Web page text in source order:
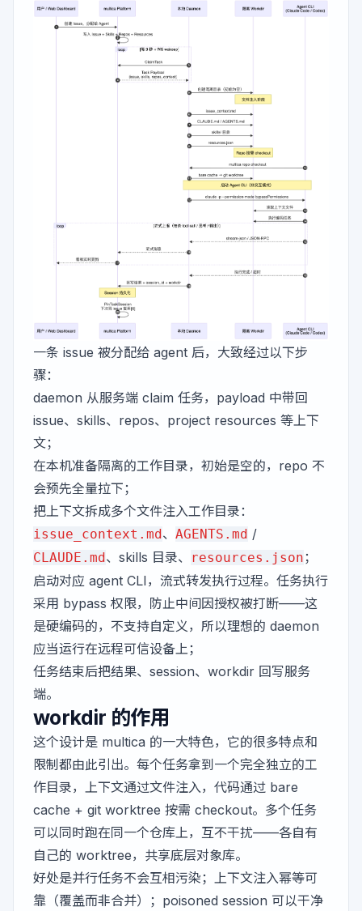
一条 issue 被分配给 agent 后，大致经过以下步
骤：
daemon 从服务端 claim 任务，payload 中带回
issue、skills、repos、project resources 等上下
文；
在本机准备隔离的工作目录，初始是空的，repo 不
会预先全量拉下；
把上下文拆成多个文件注入工作目录：
issue_context.md、 AGENTS.md /
CLAUDE.md、skills 目录、 resources.json ；
启动对应 agent CLI，流式转发执行过程。任务执行
采用 bypass 权限，防止中间因授权被打断——这
是硬编码的，不支持自定义，所以理想的 daemon
应当运行在远程可信设备上；
任务结束后把结果、session、workdir 回写服务
端。
workdir 的作用
这个设计是 multica 的一大特色，它的很多特点和
限制都由此引出。每个任务拿到一个完全独立的工
作目录，上下文通过文件注入，代码通过 bare
cache + git worktree 按需 checkout。多个任务
可以同时跑在同一个仓库上，互不干扰——各自有
自己的 worktree，共享底层对象库。
好处是并行任务不会互相污染；上下文注入幂等可
靠（覆盖而非合并）；poisoned session 可以干净